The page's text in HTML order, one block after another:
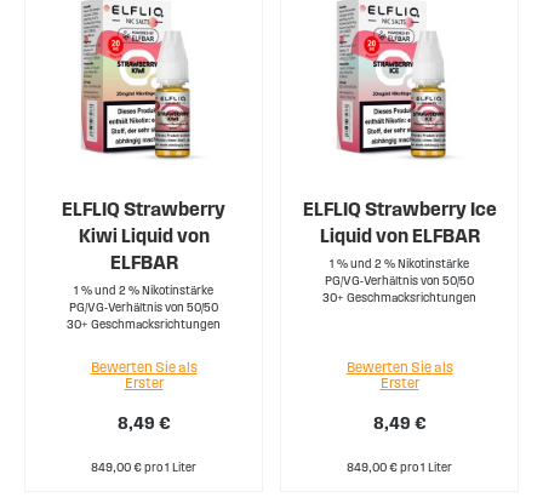
ELFLIQ Strawberry
Kiwi Liquid von
ELFBAR
1 % und 2 % Nikotinstärke
PG/VG-Verhältnis von 50/50
30+ Geschmacksrichtungen
8,49 €
Bewerten Sie als
Erster
849,00 € pro 1 Liter
ELFLIQ Strawberry Ice
Liquid von ELFBAR
1 % und 2 % Nikotinstärke
PG/VG-Verhältnis von 50/50
30+ Geschmacksrichtungen
8,49 €
Bewerten Sie als
Erster
849,00 € pro 1 Liter